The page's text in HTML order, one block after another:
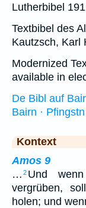
Lutherbibel
Textbibel des
Kautzsch, Karl
Modernized
available in
De Bibl auf
Bairn ·
Kontext
Amos 9
… 2 Und
vergrüben,
holen; und